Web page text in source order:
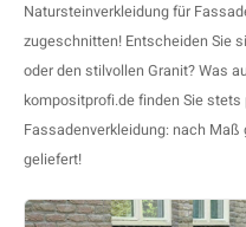
Natursteinverkleidung für
zugeschnitten! Entscheiden Sie
oder den stilvollen Granit? Was
kompositprofi.de finden Sie
Fassadenverkleidung: nach
geliefert!